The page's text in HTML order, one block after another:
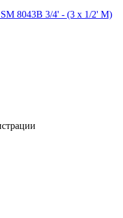
8043B 3/4' - (3 x 1/2' M)